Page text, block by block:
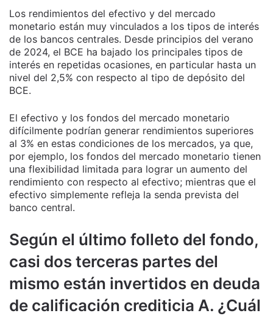
Los rendimientos del efectivo y del mercado
monetario están muy vinculados a los tipos de interés
de los bancos centrales. Desde principios del verano
de 2024, el BCE ha bajado los principales tipos de
interés en repetidas ocasiones, en particular hasta un
nivel del 2,5% con respecto al tipo de depósito del
BCE.
El efectivo y los fondos del mercado monetario
difícilmente podrían generar rendimientos superiores
al 3% en estas condiciones de los mercados, ya que,
por ejemplo, los fondos del mercado monetario tienen
una flexibilidad limitada para lograr un aumento del
rendimiento con respecto al efectivo; mientras que el
efectivo simplemente refleja la senda prevista del
banco central.
Según el último folleto del fondo,
casi dos terceras partes del
mismo están invertidos en deuda
de calificación crediticia A. ¿Cuál